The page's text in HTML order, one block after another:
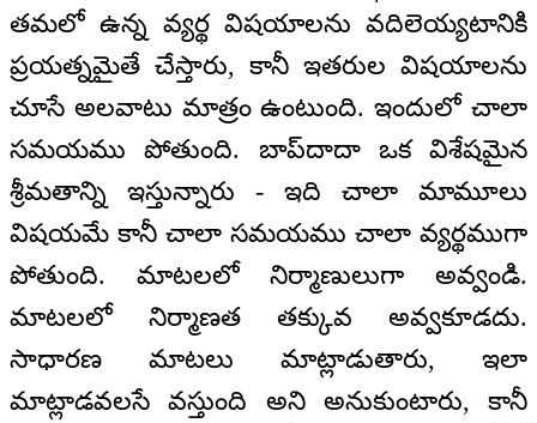
తమలో ఉన్న వ్యర్థ విషయాలను వదిలెయ్యటానికి
ప్రయత్నమైతే చేస్తారు, కానీ ఇతరుల విషయాలను
చూసే అలవాటు మాత్రం ఉంటుంది. ఇందులో చాలా
సమయము పోతుంది. బాప్‌దాదా ఒక విశేషమైన
శ్రీమతాన్ని ఇస్తున్నారు - ఇది చాలా మామూలు
విషయమే కానీ చాలా సమయము చాలా వ్యర్థముగా
పోతుంది. మాటలలో నిర్మాణులుగా అవ్వండి.
మాటలలో నిర్మాణత తక్కువ అవ్వకూడదు.
సాధారణ మాటలు మాట్లాడుతారు, ఇలా
మాట్లాడవలసే వస్తుంది అని అనుకుంటారు, కానీ